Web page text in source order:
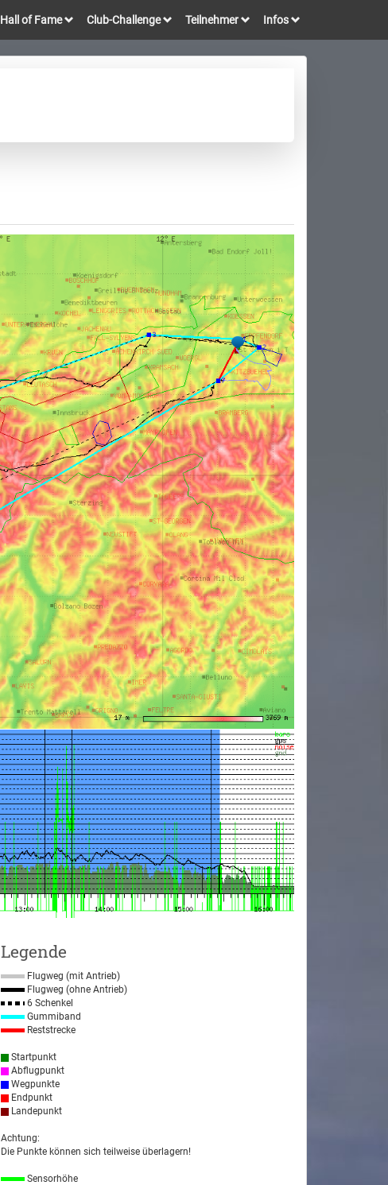
Hall of Fame Club-Challenge Teilnehmer Infos
Legende
Flugweg (mit Antrieb)
Flugweg (ohne Antrieb)
6 Schenkel
Gummiband
Reststrecke
Startpunkt
Abflugpunkt
Wegpunkte
Endpunkt
Landepunkt
Achtung:
Die Punkte können sich teilweise überlagern!
Sensorhöhe